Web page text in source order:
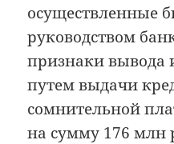
осуществленные
руководством
признаки вывода
путем выдачи
сомнительной
на сумму 176 млн